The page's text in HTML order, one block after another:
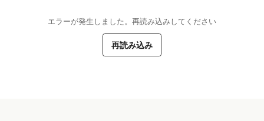
エラーが発生しました。再読み込みしてください
再読み込み